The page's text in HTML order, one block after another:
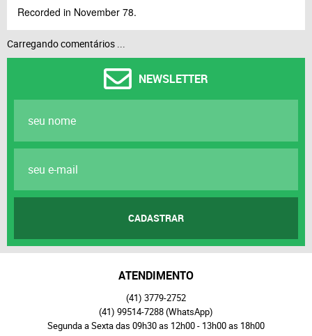
Recorded in November 78.
Carregando comentários ...
NEWSLETTER
CADASTRAR
ATENDIMENTO
(41) 3779-2752
(41) 99514-7288(WhatsApp)
Segunda a Sexta das 09h30 as 12h00 - 13h00 as 18h00